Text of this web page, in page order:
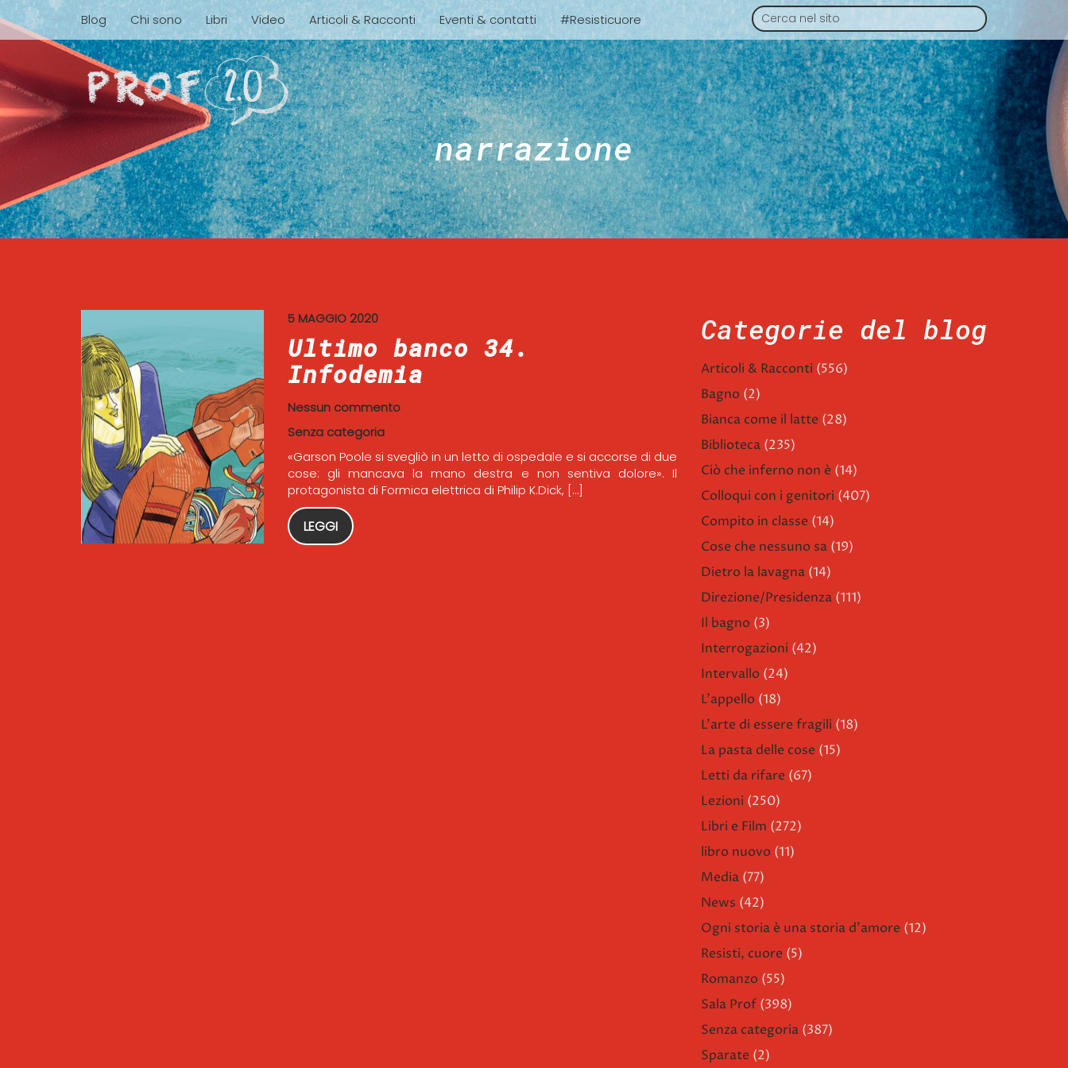
Blog Chi sono Libri Video Articoli & Racconti Eventi & contatti #Resisticuore
narrazione
5 MAGGIO 2020
Ultimo banco 34.
Infodemia
Nessun commento
Senza categoria
«Garson Poole si svegliò in un letto di ospedale e si accorse di due
cose: gli mancava la mano destra e non sentiva dolore». Il
protagonista di Formica elettrica di Philip K.Dick, […]
LEGGI
Categorie del blog
Articoli & Racconti (556)
Bagno (2)
Bianca come il latte (28)
Biblioteca (235)
Ciò che inferno non è (14)
Colloqui con i genitori (407)
Compito in classe (14)
Cose che nessuno sa (19)
Dietro la lavagna (14)
Direzione/Presidenza (111)
Il bagno (3)
Interrogazioni (42)
Intervallo (24)
L'appello (18)
L'arte di essere fragili (18)
La pasta delle cose (15)
Letti da rifare (67)
Lezioni (250)
Libri e Film (272)
libro nuovo (11)
Media (77)
News (42)
Ogni storia è una storia d'amore (12)
Resisti, cuore (5)
Romanzo (55)
Sala Prof (398)
Senza categoria (387)
Sparate (2)